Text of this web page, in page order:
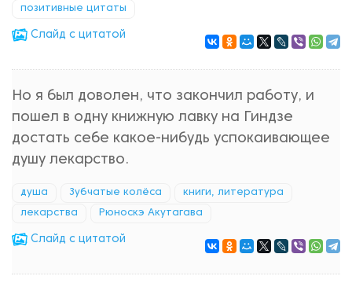
позитивные цитаты
Cлайд с цитатой
Но я был доволен, что закончил работу, и
пошел в одну книжную лавку на Гиндзе
достать себе какое-нибудь успокаивающее
душу лекарство.
душа Зубчатые колёса книги, литература
лекарства Рюноскэ Акутагава
Cлайд с цитатой